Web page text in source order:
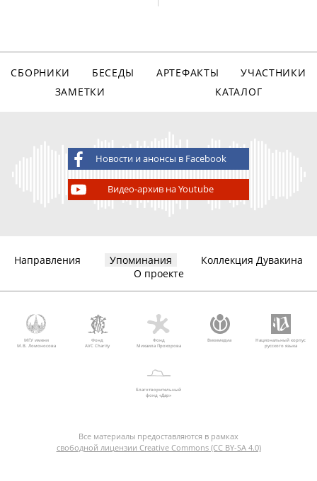
СБОРНИКИ БЕСЕДЫ АРТЕФАКТЫ
УЧАСТНИКИ
ЗАМЕТКИ
КАТАЛОГ
Новости и анонсы в Facebook
Видео-архив на Youtube
Направления Упоминания
Коллекция Дувакина
О проекте
МГУ имени
М.В. Ломоносова
Фонд
AVC Charity
Фонд
Михаила Прохорова
Викимедиа
Национальный корпус
русского языка
Благотворительный
фонд «Дар»
Все материалы предоставляются в рамках
свободной лицензии Creative Commons (CC BY-SA 4.0)